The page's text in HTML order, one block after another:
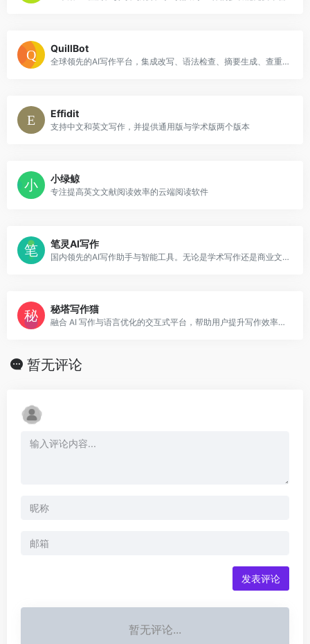
QuillBot
全球领先的AI写作平台，集成改写、语法检查、摘要生成、查重与 AI 内容检测，AI内容人类化等工具，帮助用户提升写作质量。
Effidit
支持中文和英文写作，并提供通用版与学术版两个版本
小绿鲸
专注提高英文文献阅读效率的云端阅读软件
笔灵AI写作
国内领先的AI写作助手与智能工具。无论是学术写作还是商业文案，笔灵AI写作都能快速生成高质量内容，简化您的写作过程。
秘塔写作猫
融合 AI 写作与语言优化的交互式平台，帮助用户提升写作效率、优化内容质量。
暂无评论
发表评论
暂无评论...